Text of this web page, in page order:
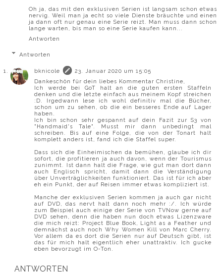
Oh ja, das mit den exklusiven Serien ist langsam schon etwas
nervig. Weil man ja echt so viele Dienste bräuchte und einen
ja dann oft nur genau eine Serie reizt. Man muss dann schon
lange warten, bis man so eine Serie kaufen kann...
Antworten
Antworten
bknicole
23. Januar 2020 um 15:05
Dankeschön für dein liebes Kommentar Christine,
Ich werde bei GoT halt an die guten ersten Staffeln
denken und die letzte einfach aus meinem Kopf streichen
:D. Irgedwann lese ich wohl definitiv mal die Bücher,
schon um zu sehen, ob die ein besseres Ende auf Lager
haben.
Ich bin schon sehr gespannt auf dein Fazit zur S3 von
"Handmaid's Tale". Musst mir dann unbedingt mal
schreiben. Bis auf eine Folge, die von der Tonart halt
komplett anders ist, fand ich die Staffel super.
Dass sich die Einheimischen da bemühen, glaube ich dir
sofort, die profitieren ja auch davon, wenn der Tourismus
zunimmt. Ist dann halt die Frage, wie gut man dort dann
auch Englisch spricht, damit dann die Verständigung
über Unverträglichkeiten funktioniert. Das ist für ich aber
eh ein Punkt, der auf Reisen immer etwas kompliziert ist.
Manche der exklusiven Serien kommen ja auch gar nicht
auf DVD, das nervt halt dann noch mehr :/. Ich würde
zum Beispiel auch einige der Serie von TVNow gerne auf
DVD sehen, denn die haben nun doch etwas Lizenzware
die mich reizt: Project Blue Book, Light as a Feather und
demnächst auch noch Why Women Kill von Marc Cherry.
Vor allem da es dort die Serien nur auf Deutsch gibt, ist
das für mich halt eigentlich eher unattraktiv. Ich gucke
eben bevorzugt im O-Ton.
ANTWORTEN